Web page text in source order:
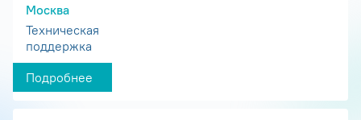
Москва
Техническая
поддержка
Подробнее